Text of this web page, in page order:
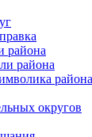
района
района
района
округов